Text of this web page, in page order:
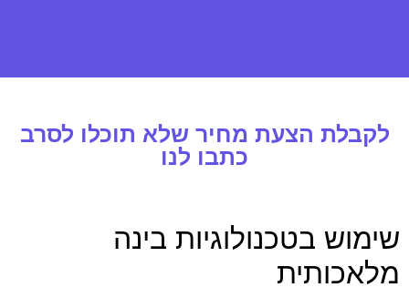
לקבלת הצעת מחיר שלא תוכלו לסרב
כתבו לנו
שימוש בטכנולוגיות בינה
מלאכותית